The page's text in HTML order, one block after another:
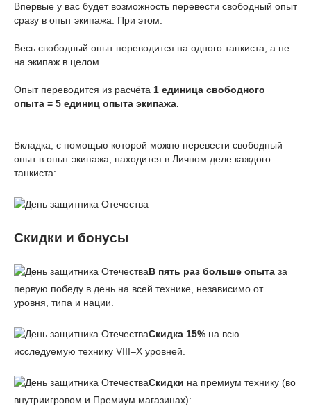
Впервые у вас будет возможность перевести свободный опыт
сразу в опыт экипажа. При этом:
Весь свободный опыт переводится на одного танкиста, а не
на экипаж в целом.
Опыт переводится из расчёта 1 единица свободного
опыта = 5 единиц опыта экипажа.
Вкладка, с помощью которой можно перевести свободный
опыт в опыт экипажа, находится в Личном деле каждого
танкиста:
Скидки и бонусы
В пять раз больше опыта за
первую победу в день на всей технике, независимо от
уровня, типа и нации.
Скидка 15% на всю
исследуемую технику VIII–X уровней.
Скидки на премиум технику (во
внутриигровом и Премиум магазинах):